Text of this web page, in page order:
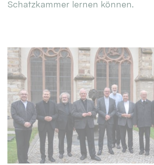
Schatzkammer lernen können.